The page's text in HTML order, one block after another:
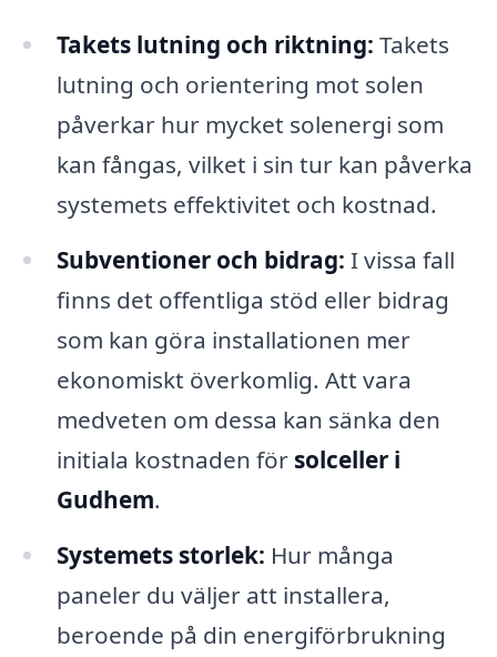
Takets lutning och riktning: Takets
lutning och orientering mot solen
påverkar hur mycket solenergi som
kan fångas, vilket i sin tur kan påverka
systemets effektivitet och kostnad.
Subventioner och bidrag: I vissa fall
finns det offentliga stöd eller bidrag
som kan göra installationen mer
ekonomiskt överkomlig. Att vara
medveten om dessa kan sänka den
initiala kostnaden för solceller i
Gudhem.
Systemets storlek: Hur många
paneler du väljer att installera,
beroende på din energiförbrukning